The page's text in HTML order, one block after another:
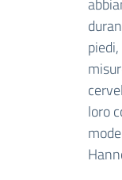
loro